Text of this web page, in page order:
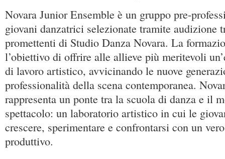
Novara Junior Ensemble è un gruppo pre-
giovani danzatrici selezionate tramite audizione
promettenti di Studio Danza Novara. La
l’obiettivo di offrire alle allieve più meritevoli
di lavoro artistico, avvicinando le nuove
professionalità della scena contemporanea.
rappresenta un ponte tra la scuola di danza e il
spettacolo: un laboratorio artistico in cui le
crescere, sperimentare e confrontarsi con un
produttivo.